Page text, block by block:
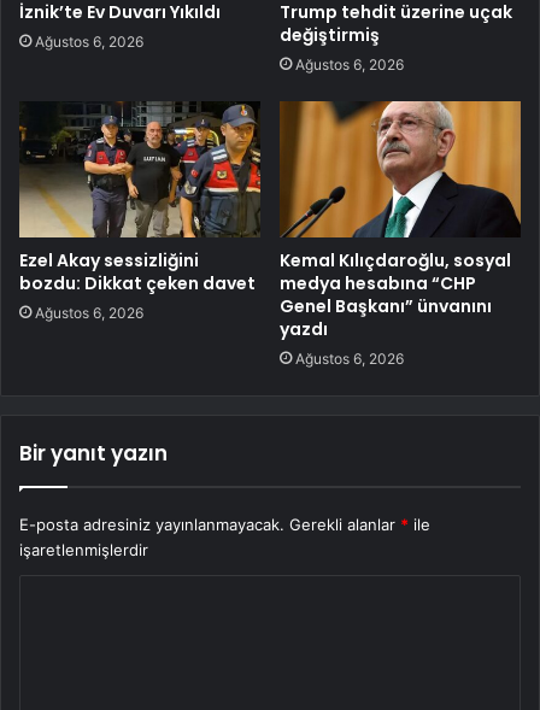
İznik’te Ev Duvarı Yıkıldı
Ağustos 6, 2026
Trump tehdit üzerine uçak
değiştirmiş
Ağustos 6, 2026
Ezel Akay sessizliğini
bozdu: Dikkat çeken davet
Ağustos 6, 2026
Kemal Kılıçdaroğlu, sosyal
medya hesabına “CHP
Genel Başkanı” ünvanını
yazdı
Ağustos 6, 2026
Bir yanıt yazın
E-posta adresiniz yayınlanmayacak. Gerekli alanlar * ile
işaretlenmişlerdir